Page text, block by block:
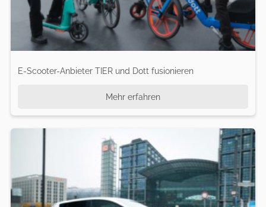
E-Scooter-Anbieter TIER und Dott fusionieren
Mehr erfahren